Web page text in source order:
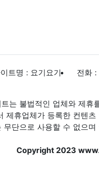
트명 : 요기요기 전화
는 불법적인 업체와 제휴
제휴업체가 등록한 컨텐
단으로 사용할 수 없으
Copyright 2023